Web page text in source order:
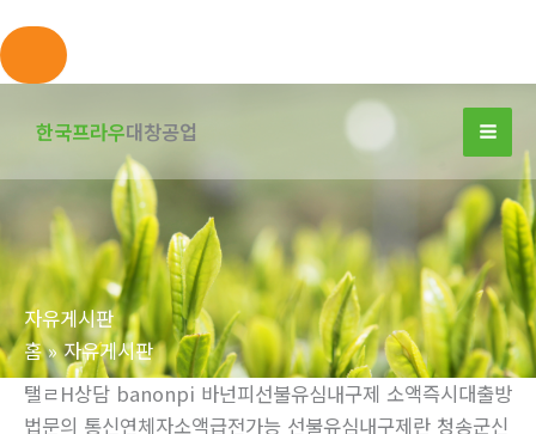
너
뛰
기
한국프라우대창공업
자유게시판
홈
자유게시판
탤ㄹH상담 banonpi 바넌피선불유심내구제 소액즉시대출방
법문의 통신연체자소액급전가능 선불유심내구제란 청송군신